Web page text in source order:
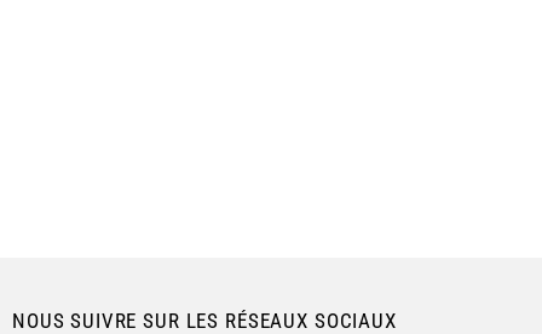
NOUS SUIVRE SUR LES RÉSEAUX SOCIAUX